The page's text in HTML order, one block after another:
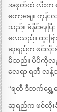
အဖုတ်ထဲ လီးက လ
တော့ချေ။ ကုန်
သည်။ ခံနိုင်နေပ
လေသည်။ ထူးခ
ဆုရည်က ဖင်လိုး
မိသည်။ ပိပိကိုလ
လေရာ ရတီ လန့်
“ရတီ ဒီဘက်ရွှေ့ပ
ဆုရည်က ဖင်လိုး